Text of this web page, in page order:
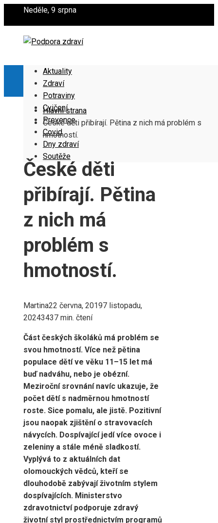
Neděle, 9 srpna
Aktuality
Zdraví
Potraviny
Cvičení
Prevence
Covid
Dny zdraví
Soutěže
Hlavní strana
České děti přibírají. Pětina z nich má problém s
hmotností.
České děti
přibírají. Pětina
z nich má
problém s
hmotností.
Martina22 června, 20197 listopadu,
20243437 min. čtení
Část českých školáků má problém se
svou hmotností. Více než pětina
populace dětí ve věku 11–15 let má
buď nadváhu, nebo je obézní.
Meziroční srovnání navíc ukazuje, že
počet dětí s nadměrnou hmotností
roste. Sice pomalu, ale jistě. Pozitivní
jsou naopak zjištění o stravovacích
návycích. Dospívající jedí více ovoce i
zeleniny a stále méně sladkostí.
Vyplývá to z aktuálních dat
olomouckých vědců, kteří se
dlouhodobě zabývají životním stylem
dospívajících. Ministerstvo
zdravotnictví podporuje zdravý
životní styl prostřednictvím programů